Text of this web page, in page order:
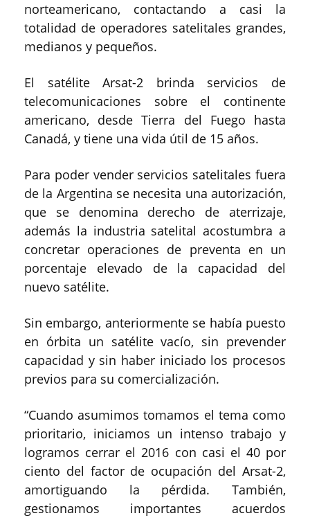
norteamericano, contactando a casi la
totalidad de operadores satelitales grandes,
medianos y pequeños.
El satélite Arsat-2 brinda servicios de
telecomunicaciones sobre el continente
americano, desde Tierra del Fuego hasta
Canadá, y tiene una vida útil de 15 años.
Para poder vender servicios satelitales fuera
de la Argentina se necesita una autorización,
que se denomina derecho de aterrizaje,
además la industria satelital acostumbra a
concretar operaciones de preventa en un
porcentaje elevado de la capacidad del
nuevo satélite.
Sin embargo, anteriormente se había puesto
en órbita un satélite vacío, sin prevender
capacidad y sin haber iniciado los procesos
previos para su comercialización.
“Cuando asumimos tomamos el tema como
prioritario, iniciamos un intenso trabajo y
logramos cerrar el 2016 con casi el 40 por
ciento del factor de ocupación del Arsat-2,
amortiguando la pérdida. También,
gestionamos importantes acuerdos